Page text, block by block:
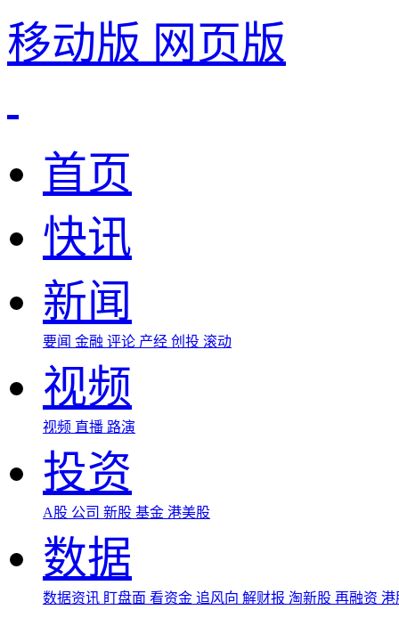
移动版 网页版
首页
快讯
新闻
要闻 金融 评论 产经 创投 滚动
视频
视频 直播 路演
投资
A股 公司 新股 基金 港美股
数据
数据资讯 盯盘面 看资金 追风向 解财报 淘新股 再融资